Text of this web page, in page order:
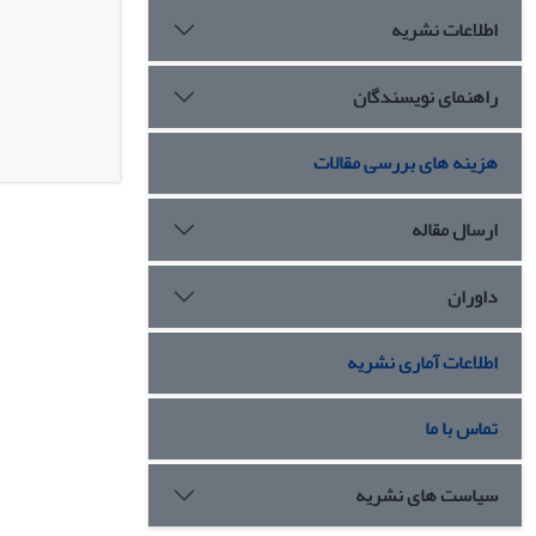
اطلاعات نشریه
راهنمای نویسندگان
هزینه های بررسی مقالات
ارسال مقاله
داوران
اطلاعات آماری نشریه
تماس با ما
سیاست های نشریه